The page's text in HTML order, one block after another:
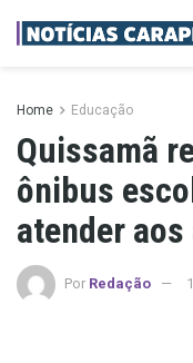
Home Educação
Quissamã
ônibus
atender
Por Redação